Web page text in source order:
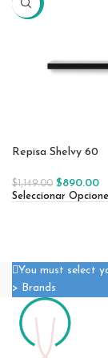
-23%
Repisa Shelvy 60
$1,149.00 $890.00
Seleccionar
You must select
> Brands